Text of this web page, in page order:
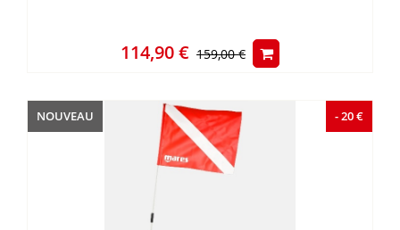
114,90 € 159,00 €
NOUVEAU - 20 €